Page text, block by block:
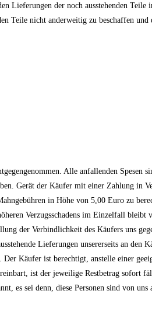
der noch ausstehenden
Teile nicht anderweitig zu beschaffen
Alle anfallenden Spesen
Gerät der Käufer mit einer Zahlung in
in Höhe von 5,00 Euro zu
Verzugsschadens im Einzelfall
der Verbindlichkeit des Käufers uns
Lieferungen unsererseits an den
Käufer ist berechtigt, anstelle einer
ist der jeweilige Restbetrag sofort
es sei denn, diese Personen sind von